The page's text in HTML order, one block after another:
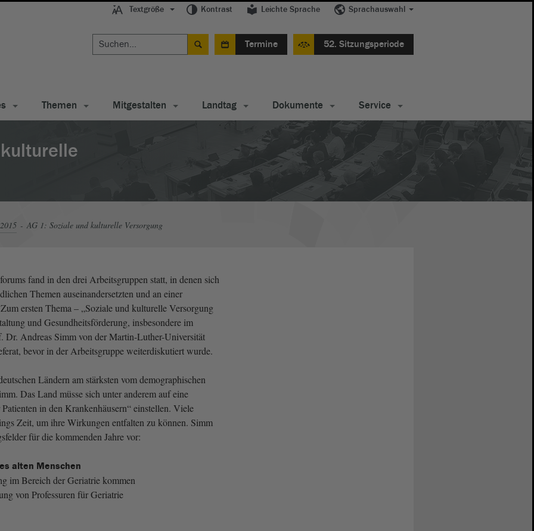
Textgröße Kontrast Leichte Sprache Sprachauswahl
Termine 52. Sitzungsperiode
Themen Mitgestalten Landtag Dokumente Service
AG 1: Soziale und kulturelle Versorgung
fand in den drei Arbeitsgruppen statt, in denen sich
Themen auseinandersetzten und an einer
ersten Thema – „Soziale und kulturelle Versorgung
und Gesundheitsförderung, insbesondere im
Dr. Andreas Simm von der Martin-Luther-Universität
bevor in der Arbeitsgruppe weiterdiskutiert wurde.
Ländern am stärksten vom demographischen
Das Land müsse sich unter anderem auf eine
in den Krankenhäusern“ einstellen. Viele
Zeit, um ihre Wirkungen entfalten zu können. Simm
für die kommenden Jahre vor:
alten Menschen
im Bereich der Geriatrie kommen
von Professuren für Geriatrie